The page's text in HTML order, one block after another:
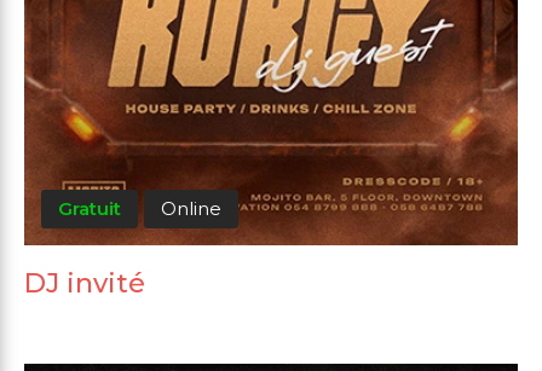
Gratuit Online
DJ invité